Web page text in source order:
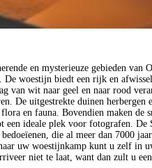
en mysterieuze gebieden van
woestijn biedt een rijk en
van wit naar geel en naar rood
De uitgestrekte duinen herbergen
en fauna. Bovendien maken de
een ideale plek voor fotografen. De
die al meer dan 7000
uw woestijnkamp kunt u zelf in
niet te laat, want dan zult u